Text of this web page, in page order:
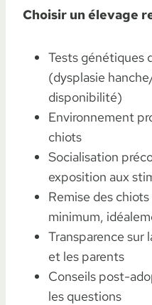
Choisir un élevage
Tests génétiques
(dysplasie
disponibilité)
Environnement
chiots
Socialisation
exposition aux
Remise des
minimum,
Transparence sur
et les parents
Conseils post-
les questions